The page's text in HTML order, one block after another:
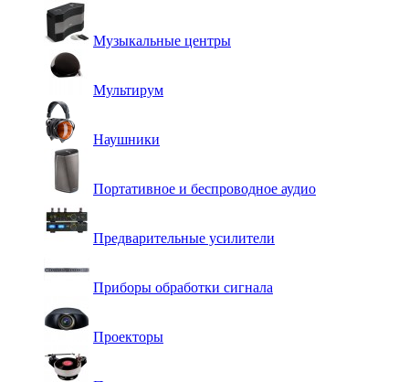
Музыкальные центры
Мультирум
Наушники
Портативное и беспроводное аудио
Предварительные усилители
Приборы обработки сигнала
Проекторы